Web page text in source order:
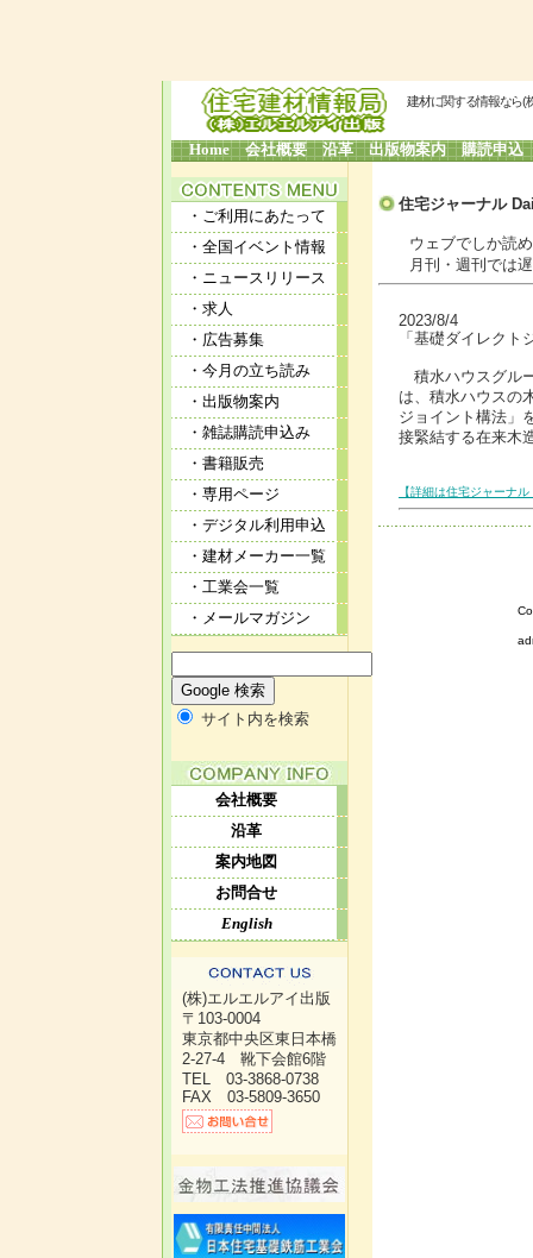
建材に関する情報なら(
Home 会社概要 沿革 出版物案内 購読申込
・ご利用にあたって
・全国イベント情報
・ニュースリリース
・求人
・広告募集
・今月の立ち読み
・出版物案内
・雑誌購読申込み
・書籍販売
・専用ページ
・デジタル利用申込
・建材メーカー一覧
・工業会一覧
・メールマガジン
サイト内を検索
会社概要
沿革
案内地図
お問合せ
English
(株)エルエルアイ出版
〒103-0004
東京都中央区東日本橋
2-27-4 靴下会館6階
TEL 03-3868-0738
FAX 03-5809-3650
住宅ジャーナル
ウェブでしか読め
月刊・週刊では遅
2023/8/4
「基礎ダイレク
積水ハウスグル
は、積水ハウスの
ジョイント構法」
接緊結する在来木
【詳細は住宅ジャーナ